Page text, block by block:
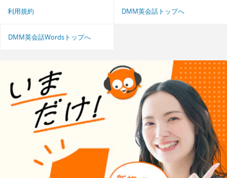
利用規約 DMM英会話トップへ
DMM英会話Wordsトップへ